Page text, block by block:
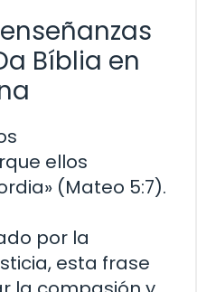
Bíblia en
ellos
(Mateo 5:7).
por la
esta frase